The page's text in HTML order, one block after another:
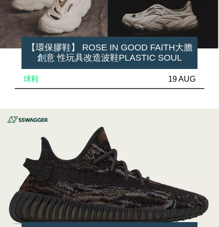
【環保膠鞋】 ROSE IN GOOD FAITH大膽
創意 性玩具改造波鞋PLASTIC SOUL
球鞋 19 AUG